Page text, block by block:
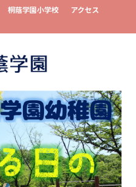
桐蔭学園小学校
アクセス
コンテンツへスキップ